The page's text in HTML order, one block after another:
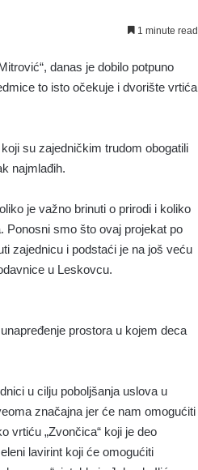
1 minute read
danas je dobilo potpuno
to isto očekuje i dvorište vrtića
su zajedničkim trudom obogatili
najmlađih.
je važno brinuti o prirodi i koliko
Ponosni smo što ovaj projekat po
zajednicu i podstaći je na još veću
u Leskovcu.
prostora u kojem deca
u cilju poboljšanja uslova u
značajna jer će nam omogućiti
vrtiću „Zvončica“ koji je deo
lavirint koji će omogućiti